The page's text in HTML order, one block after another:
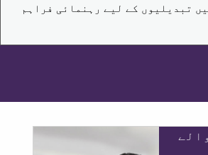
تبدیلیوں کے لیے رہنمائی فراہم